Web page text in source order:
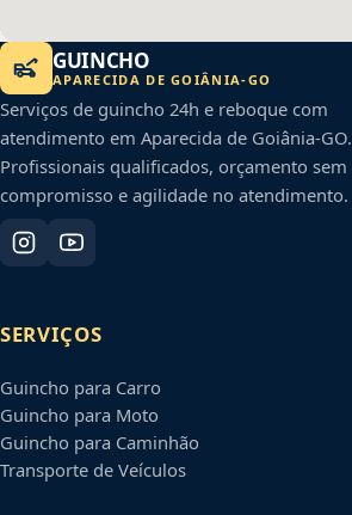
GUINCHO
APARECIDA DE GOIÂNIA-GO
Serviços de guincho 24h e reboque com
atendimento em Aparecida de Goiânia-GO.
Profissionais qualificados, orçamento sem
compromisso e agilidade no atendimento.
SERVIÇOS
Guincho para Carro
Guincho para Moto
Guincho para Caminhão
Transporte de Veículos